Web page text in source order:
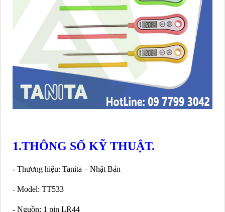
1.THÔNG SỐ KỸ THUẬT.
- Thương hiệu: Tanita – Nhật Bản
- Model: TT533
- Nguồn: 1 pin LR44